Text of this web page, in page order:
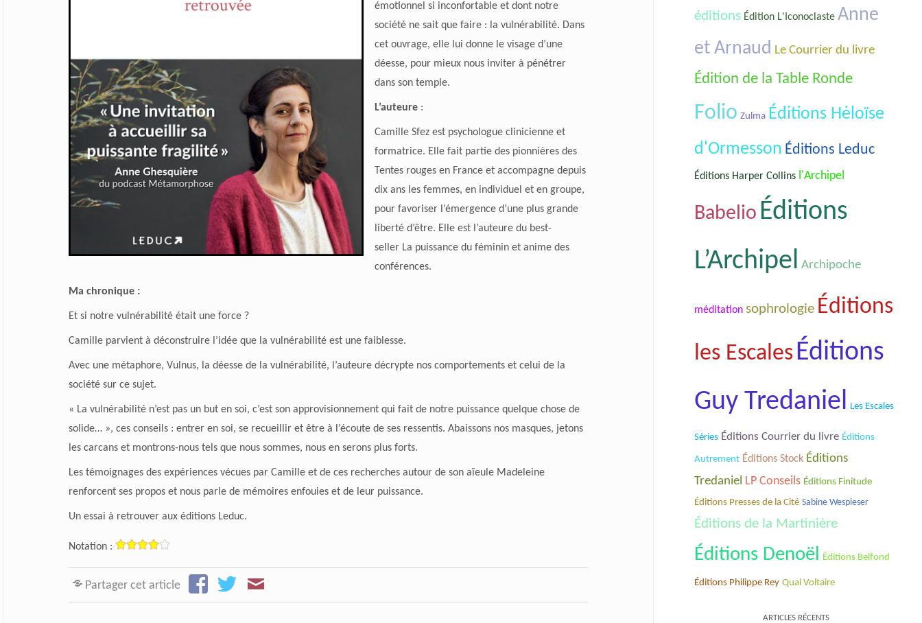
émotionnel si inconfortable et dont notre
société ne sait que faire : la vulnérabilité. Dans
cet ouvrage, elle lui donne le visage d’une
déesse, pour mieux nous inviter à pénétrer
dans son temple.
L’auteure:
Camille Sfezest psychologue clinicienne et
formatrice. Elle fait partie des pionnières des
Tentes rouges en France et accompagne depuis
dix ans les femmes, en individuel et en groupe,
pour favoriser l’émergence d’une plus grande
liberté d’être. Elle est l’auteure du best-
sellerLa puissance du féminin et anime des
conférences.
Ma chronique :
Et si notre vulnérabilité était une force ?
Camille parvient à déconstruire l’idée que la vulnérabilité est une faiblesse.
Avec une métaphore, Vulnus, la déesse de la vulnérabilité, l’auteure décrypte nos comportements et celui de la
société sur ce sujet.
« La vulnérabilité n’est pas un but en soi, c’est son approvisionnement qui fait de notre puissance quelque chose de
solide… », ces conseils : entrer en soi, se recueillir et être à l’écoute de ses ressentis. Abaissons nos masques, jetons
les carcans et montrons-nous tels que nous sommes, nous en serons plus forts.
Les témoignages des expériences vécues par Camille et de ces recherches autour de son aïeule Madeleine
renforcent ses propos et nous parle de mémoires enfouies et de leur puissance.
Un essai à retrouver aux éditions Leduc.
Notation :
Partager cet article
éditions Édition L'Iconoclaste Anne
et Arnaud Le Courrier du livre
Édition de la Table Ronde
Folio Zulma Éditions Hėloïse
d'Ormesson Éditions Leduc
Éditions Harper Collins l'Archipel
Babelio Éditions
L’Archipel Archipoche
méditation sophrologie Éditions
les EscalesÉditions
Guy Tredaniel Les Escales
Séries Éditions Courrier du livre Éditions
Autrement Éditions Stock Éditions
Tredaniel LP Conseils Éditions Finitude
Éditions Presses de la Cité Sabine Wespieser
Éditions de la Martinière
Éditions Denoël Éditions Belfond
Éditions Philippe Rey Quai Voltaire
ARTICLES RÉCENTS